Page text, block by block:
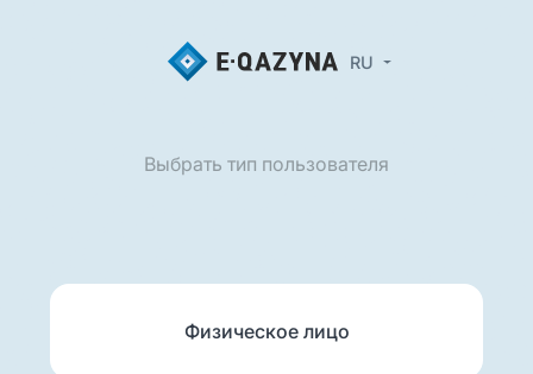
RU
Выбрать тип пользователя
Физическое лицо